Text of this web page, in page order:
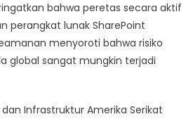
bahwa peretas secara aktif
perangkat lunak SharePoint
menyoroti bahwa risiko
global sangat mungkin terjadi
Infrastruktur Amerika Serikat